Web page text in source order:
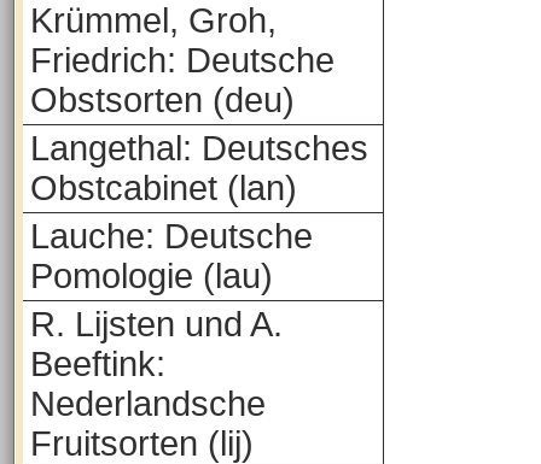
Krümmel, Groh,
Friedrich: Deutsche
Obstsorten (deu)
Langethal: Deutsches
Obstcabinet (lan)
Lauche: Deutsche
Pomologie (lau)
R. Lijsten und A.
Beeftink:
Nederlandsche
Fruitsorten (lij)